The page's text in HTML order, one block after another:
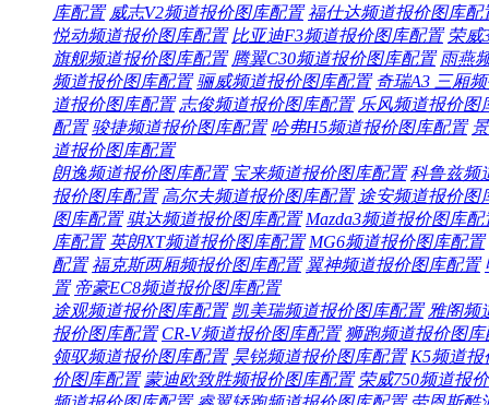
库配置 威志V2频道报价图库配置 福仕达频道报价图库配
悦动频道报价图库配置 比亚迪F3频道报价图库配置 荣威
旗舰频道报价图库配置 腾翼C30频道报价图库配置 雨燕
频道报价图库配置 骊威频道报价图库配置 奇瑞A3 三厢频
道报价图库配置 志俊频道报价图库配置 乐风频道报价图
配置 骏捷频道报价图库配置 哈弗H5频道报价图库配置
道报价图库配置
朗逸频道报价图库配置 宝来频道报价图库配置 科鲁兹频
报价图库配置 高尔夫频道报价图库配置 途安频道报价图
图库配置 骐达频道报价图库配置 Mazda3频道报价图库配
库配置 英朗XT频道报价图库配置 MG6频道报价图库配置
配置 福克斯两厢频报价图库配置 翼神频道报价图库配置
置 帝豪EC8频道报价图库配置
途观频道报价图库配置 凯美瑞频道报价图库配置 雅阁频
报价图库配置 CR-V频道报价图库配置 狮跑频道报价图库
领驭频道报价图库配置 昊锐频道报价图库配置 K5频道报
价图库配置 蒙迪欧致胜频报价图库配置 荣威750频道报价